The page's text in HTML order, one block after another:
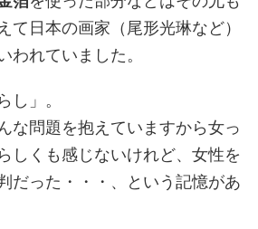
て日本の画家（尾形光琳など）
われていました。
し」。
な問題を抱えていますから女っ
しくも感じないけれど、女性を
だった・・・、という記憶があ